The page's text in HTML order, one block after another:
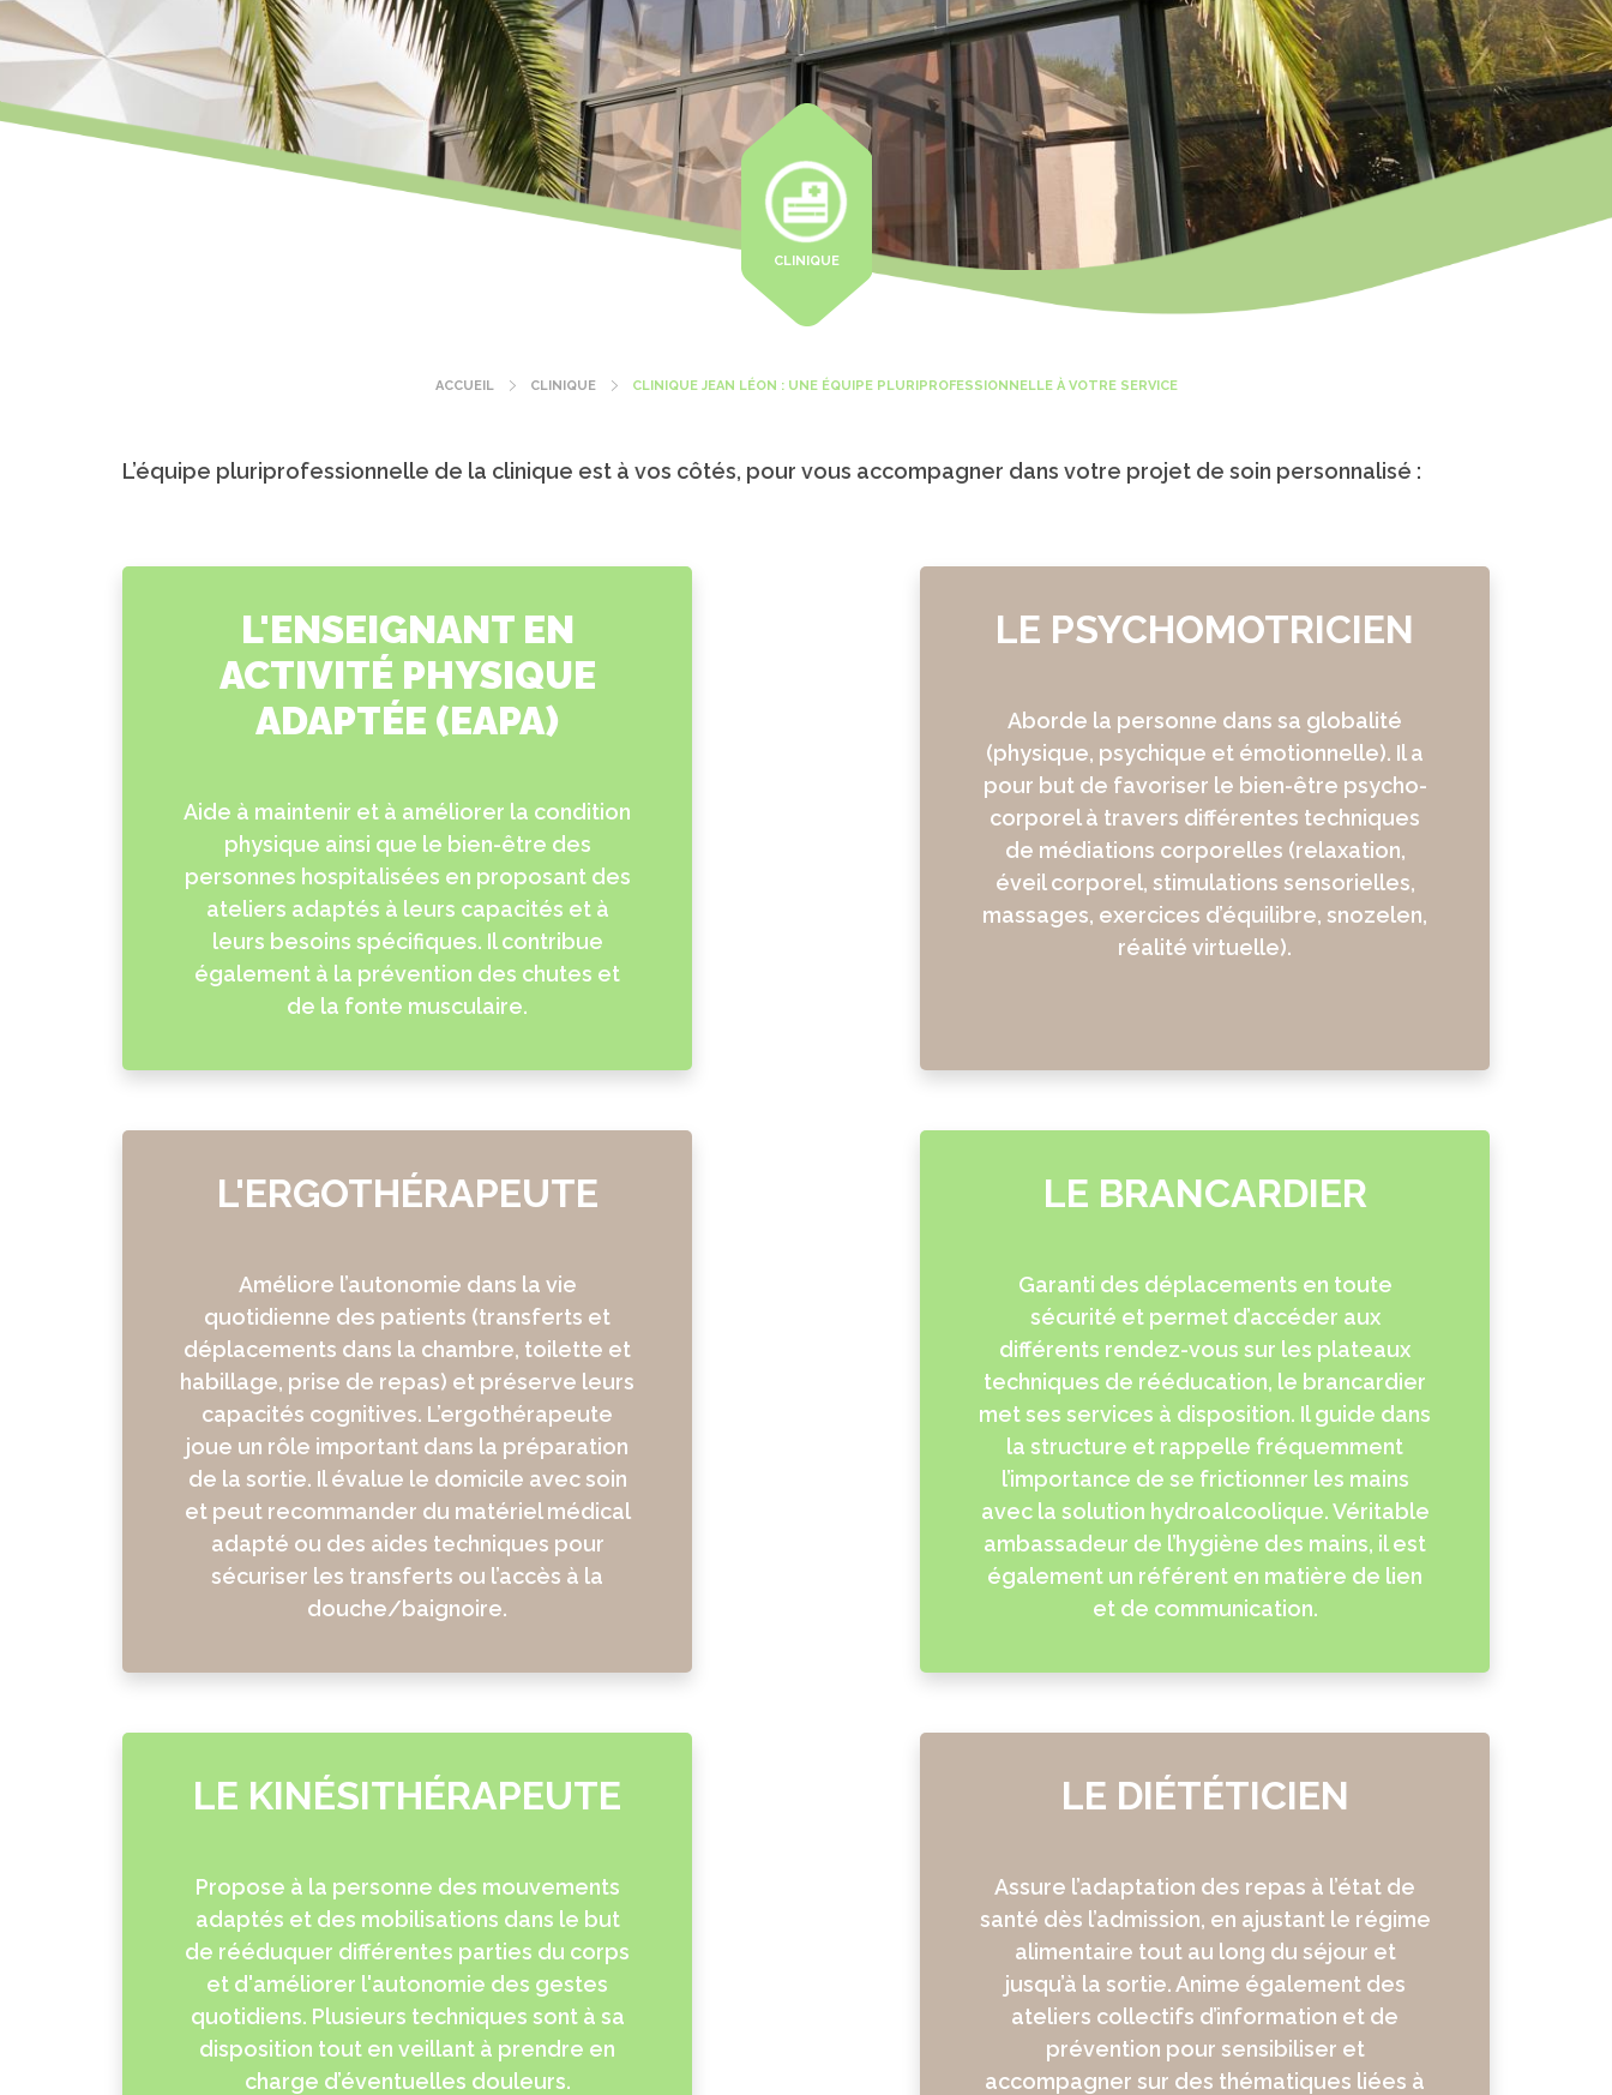
CLINIQUE
Fil
ACCUEIL CLINIQUE CLINIQUE JEAN LÉON : UNE ÉQUIPE PLURIPROFESSIONNELLE À VOTRE SERVICE
L’équipe pluriprofessionnelle de la clinique est à vos côtés, pour vous accompagner dans votre projet de soin personnalisé :
L'ENSEIGNANT EN
ACTIVITÉ PHYSIQUE
ADAPTÉE (EAPA)
Aide à maintenir et à améliorer la condition
physique ainsi que le bien-être des
personnes hospitalisées en proposant des
ateliers adaptés à leurs capacités et à
leurs besoins spécifiques. Il contribue
également à la prévention des chutes et
de la fonte musculaire.
LE PSYCHOMOTRICIEN
Aborde la personne dans sa globalité
(physique, psychique et émotionnelle). Il a
pour but de favoriser le bien-être psycho-
corporel à travers différentes techniques
de médiations corporelles (relaxation,
éveil corporel, stimulations sensorielles,
massages, exercices d’équilibre, snozelen,
réalité virtuelle).
L'ERGOTHÉRAPEUTE
Améliore l’autonomie dans la vie
quotidienne des patients (transferts et
déplacements dans la chambre, toilette et
habillage, prise de repas) et préserve leurs
capacités cognitives. L’ergothérapeute
joue un rôle important dans la préparation
de la sortie. Il évalue le domicile avec soin
et peut recommander du matériel médical
adapté ou des aides techniques pour
sécuriser les transferts ou l’accès à la
douche/baignoire.
LE BRANCARDIER
Garanti des déplacements en toute
sécurité et permet d’accéder aux
différents rendez-vous sur les plateaux
techniques de rééducation, le brancardier
met ses services à disposition. Il guide dans
la structure et rappelle fréquemment
l’importance de se frictionner les mains
avec la solution hydroalcoolique. Véritable
ambassadeur de l’hygiène des mains, il est
également un référent en matière de lien
et de communication.
LE KINÉSITHÉRAPEUTE
Propose à la personne des mouvements
adaptés et des mobilisations dans le but
de rééduquer différentes parties du corps
et d'améliorer l'autonomie des gestes
quotidiens. Plusieurs techniques sont à sa
disposition tout en veillant à prendre en
charge d’éventuelles douleurs.
LE DIÉTÉTICIEN
Assure l’adaptation des repas à l’état de
santé dès l’admission, en ajustant le régime
alimentaire tout au long du séjour et
jusqu’à la sortie. Anime également des
ateliers collectifs d’information et de
prévention pour sensibiliser et
accompagner sur des thématiques liées à